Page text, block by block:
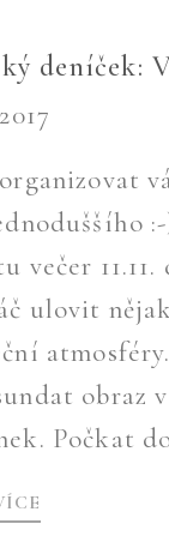
deníček:
večer
ulovit
obraz
Počkat